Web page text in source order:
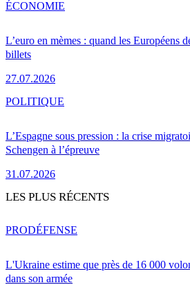
L’euro en mèmes : quand les Européens
billets
27.07.2026
ÉCONOMIE
L’Espagne sous pression : la crise
Schengen à l’épreuve
31.07.2026
POLITIQUE
LES PLUS RÉCENTS
L'Ukraine estime que près de 16 000
dans son armée
PRODÉFENSE